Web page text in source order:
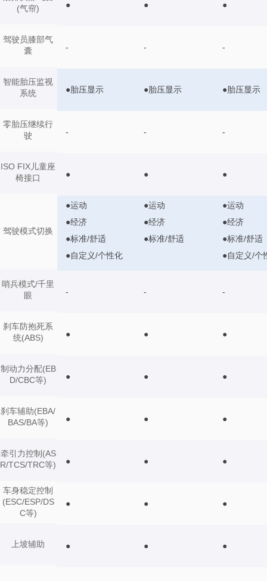
(气帘)
驾驶员膝部气
囊
智能胎压监视
系统
零胎压继续行
驶
ISO FIX儿童座
椅接口
驾驶模式切换
哨兵模式/千里
眼
刹车防抱死系
统(ABS)
制动力分配(EB
D/CBC等)
刹车辅助(EBA/
BAS/BA等)
牵引力控制(AS
R/TCS/TRC等)
车身稳定控制
(ESC/ESP/DS
C等)
上坡辅助
● ● ●
- - -
●胎压显示 ●胎压显示 ●胎压显示
- - -
● ● ●
●运动
●经济
●标准/舒适
●自定义/个性化
●运动
●经济
●标准/舒适
●运动
●经济
●标准/舒适
●自定义/个
- - -
● ● ●
● ● ●
● ● ●
● ● ●
● ● ●
● ● ●